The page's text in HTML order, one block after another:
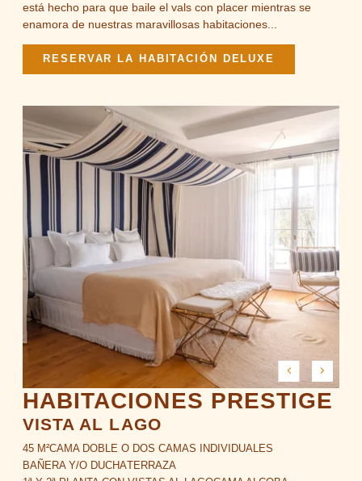
está hecho para que baile el vals con placer mientras se
enamora de nuestras maravillosas habitaciones...
RESERVAR LA HABITACIÓN DELUXE
HABITACIONES PRESTIGE
VISTA AL LAGO
45 M²CAMA DOBLE O DOS CAMAS INDIVIDUALES
BAÑERA Y/O DUCHATERRAZA